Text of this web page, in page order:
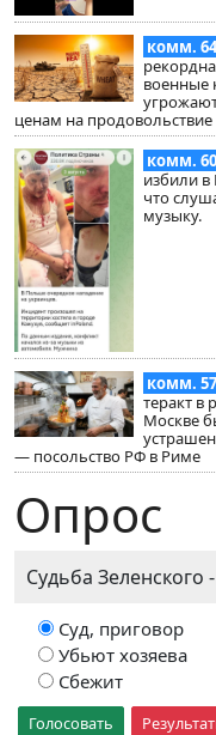
комм. 64
военные
ценам на продовольствие
комм. 60
избили
что
музыку.
комм. 57
теракт в
Москве
— посольство РФ в Риме
Опрос
Судьба Зеленского
Суд, приговор
Убьют хозяева
Сбежит
Голосовать